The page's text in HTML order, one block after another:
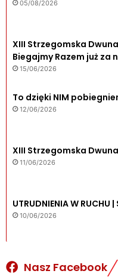
05/08/2026
XIII Strzegomska
Biegajmy Razem już za
15/06/2026
To dzięki NIM
12/06/2026
XIII Strzegomska
11/06/2026
UTRUDNIENIA W RUCHU
10/06/2026
Nasz Facebook